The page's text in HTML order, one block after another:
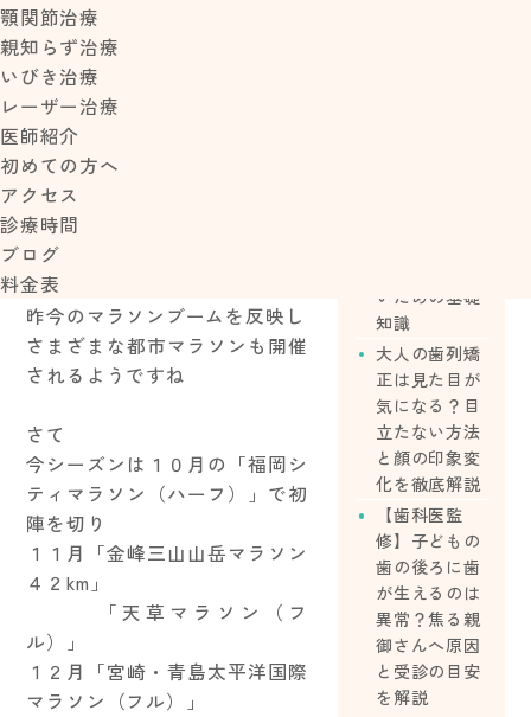
顎関節治療
親知らず治療
いびき治療
レーザー治療
医師紹介
初めての方へ
アクセス
診療時間
ブログ
料金表
走る技工士・牧村です
暑い夏が終わって涼しい季節が
やってきたら
いよいよマラソンシーズンが始
まります
昨今のマラソンブームを反映し
さまざまな都市マラソンも開催
されるようですね
さて
今シーズンは１０月の「福岡シ
ティマラソン（ハーフ）」で初
陣を切り
１１月「金峰三山山岳マラソン
４２km」
「天草マラソン（フ
ル）」
１２月「宮崎・青島太平洋国際
マラソン（フル）」
いための基礎
知識
大人の歯列矯
正は見た目が
気になる？目
立たない方法
と顔の印象変
化を徹底解説
【歯科医監
修】子どもの
歯の後ろに歯
が生えるのは
異常？焦る親
御さんへ原因
と受診の目安
を解説